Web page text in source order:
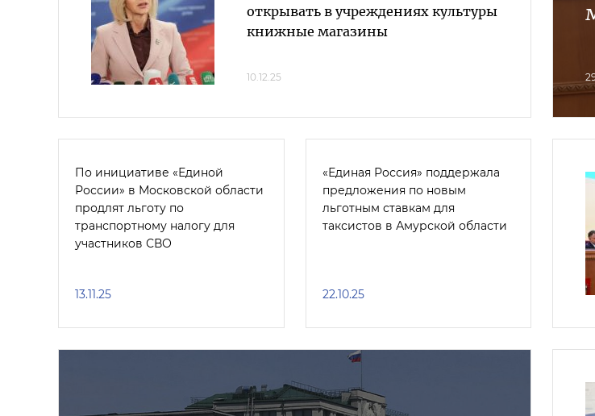
открывать в учреждениях культуры
книжные магазины
10.12.25
По инициативе «Единой
России» в Московской области
продлят льготу по
транспортному налогу для
участников СВО
13.11.25
«Единая Россия» поддержала
предложения по новым
льготным ставкам для
таксистов в Амурской области
22.10.25